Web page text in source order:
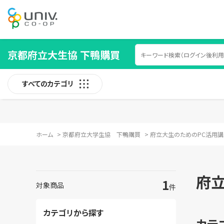
京都府立大生協 下鴨購買
すべてのカテゴリ
ホーム > 京都府立大学生協 下鴨購買 > 府立大生のためのPC活用
対象商品 1件
カテゴリから探す
府